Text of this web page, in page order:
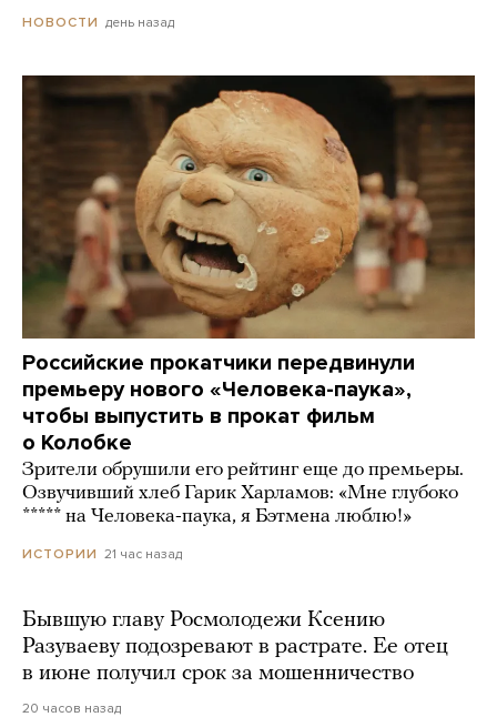
НОВОСТИ день назад
Российские прокатчики передвинули
премьеру нового «Человека-паука»,
чтобы выпустить в прокат фильм
о Колобке
Зрители обрушили его рейтинг еще до премьеры.
Озвучивший хлеб Гарик Харламов: «Мне глубоко
***** на Человека-паука, я Бэтмена люблю!»
ИСТОРИИ 21 час назад
Бывшую главу Росмолодежи Ксению
Разуваеву подозревают в растрате. Ее отец
в июне получил срок за мошенничество
20 часов назад